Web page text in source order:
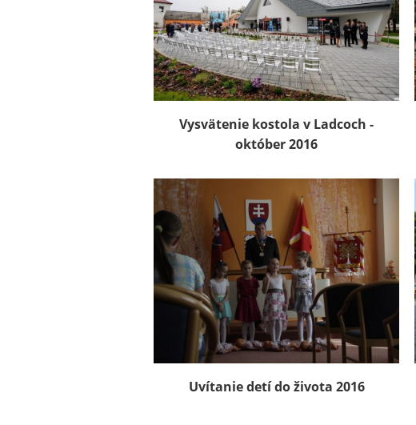
Vysvätenie kostola v Ladcoch -
október 2016
Uvítanie detí do života 2016